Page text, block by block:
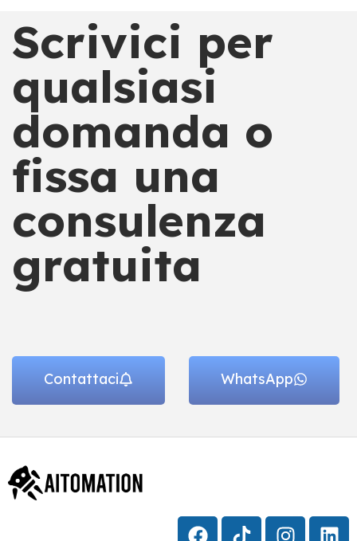
Scrivici per
qualsiasi
domanda o
fissa una
consulenza
gratuita
Contattaci WhatsApp